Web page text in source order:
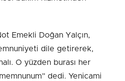
Emekli Doğan Yalçın,
dile getirerek,
O yüzden burası her
dedi. Yenicami